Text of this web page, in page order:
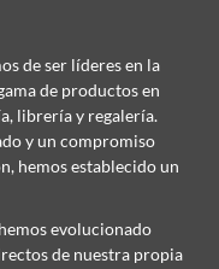
de ser líderes en la
de productos en
librería y regalería.
y un compromiso
hemos establecido un
evolucionado
de nuestra propia